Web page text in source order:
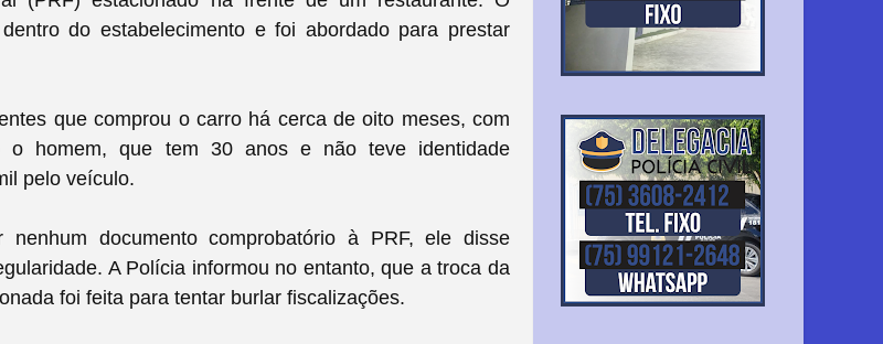
do estabelecimento e foi abordado para prestar
que comprou o carro há cerca de oito meses, com
o homem, que tem 30 anos e não teve identidade
pelo veículo.
nenhum documento comprobatório à PRF, ele disse
A Polícia informou no entanto, que a troca da
foi feita para tentar burlar fiscalizações.